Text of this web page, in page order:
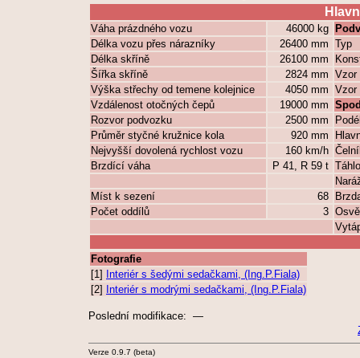
Váha prázdného vozu 46000 kg
Délka vozu přes nárazníky
26400 mm Typ
Délka skříně
26100 mm
Šířka skříně
2824 mm Vzor
Výška střechy od temene kolejnice
4050 mm Vzor
Vzdálenost otočných čepů
19000 mm
Rozvor podvozku
2500 mm
Průměr styčné kružnice kola
920 mm
Nejvyšší dovolená rychlost vozu
160 km/h
Brzdící váha
P 41, R 59 t
Míst k sezení
68
Počet oddílů
3
Fotografie
[1]
Interiér s šedými sedačkami, (Ing.P.Fiala)
[2]
Interiér s modrými sedačkami, (Ing.P.Fiala)
Poslední modifikace: —
Verze 0.9.7 (beta)